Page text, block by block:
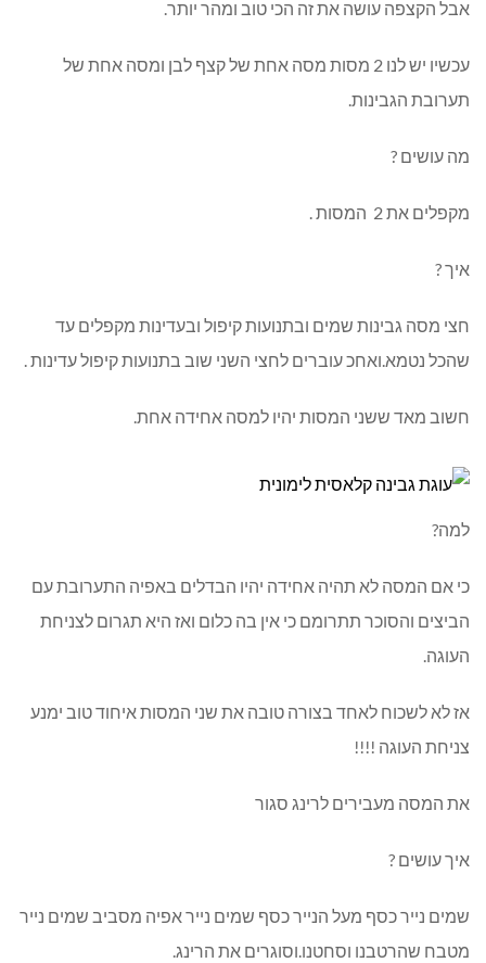
אבל הקצפה עושה את זה הכי טוב ומהר יותר.
עכשיו יש לנו 2 מסות מסה אחת של קצף לבן ומסה אחת של
תערובת הגבינות.
מה עושים ?
מקפלים את 2 המסות .
איך ?
חצי מסה גבינות שמים ובתנועות קיפול ובעדינות מקפלים עד
שהכל נטמא.ואחכ עוברים לחצי השני שוב בתנועות קיפול עדינות .
חשוב מאד ששני המסות יהיו למסה אחידה אחת.
למה?
כי אם המסה לא תהיה אחידה יהיו הבדלים באפיה התערובת עם
הביצים והסוכר תתרומם כי אין בה כלום ואז היא תגרום לצניחת
העוגה.
אז לא לשכוח לאחד בצורה טובה את שני המסות איחוד טוב ימנע
צניחת העוגה !!!!
את המסה מעבירים לרינג סגור
איך עושים ?
שמים נייר כסף מעל הנייר כסף שמים נייר אפיה מסביב שמים נייר
מטבח שהרטבנו וסחטנו.וסוגרים את הרינג.